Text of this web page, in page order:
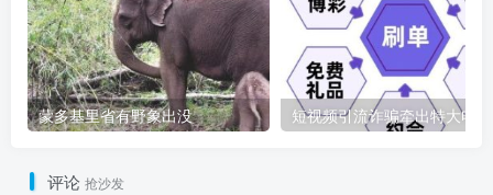
蒙多基里省有野象出没
评论 抢沙发